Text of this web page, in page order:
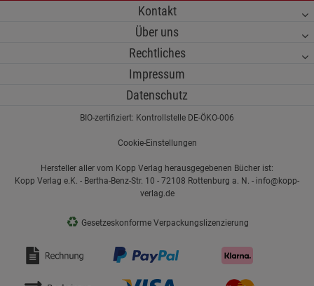
Kontakt
Über uns
Rechtliches
Impressum
Datenschutz
BIO-zertifiziert: Kontrollstelle DE-ÖKO-006
Cookie-Einstellungen
Hersteller aller vom Kopp Verlag herausgegebenen Bücher ist:
Kopp Verlag e.K. - Bertha-Benz-Str. 10 - 72108 Rottenburg a. N. - info@kopp-
verlag.de
♻ Gesetzeskonforme Verpackungslizenzierung